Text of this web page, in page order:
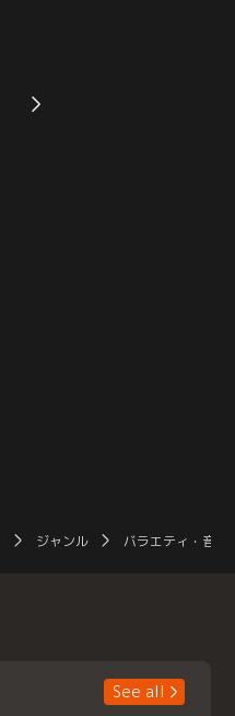
がきっかけだったが…大学3年の
時、俳優として芸能界入りした片岡
ジャンル バラエティ・音楽
See all